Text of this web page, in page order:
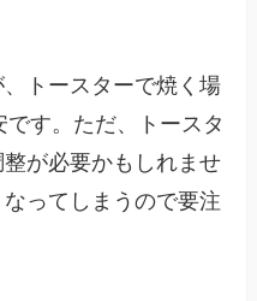
トースターで焼く場
す。ただ、トースタ
が必要かもしれませ
ってしまうので要注